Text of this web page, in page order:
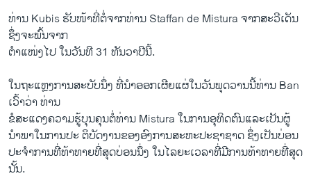
ທ່ານ Kubis ຮັບໜ້າທີ່ຕໍ່ຈາກທ່ານ Staffan de Mistura ຈາກສະວີເດັນ
ຊຶ່ງຈະ​ພົ້ນ​ຈາກ
ຕຳແໜ່ງ​ໄປ ໃນວັນທີ 31 ທັນວາປີນີ້.
ໃນຖະແຫຼງການສະບັບນຶ່ງ ທີ່ນຳອອກເຜີຍແຜ່ໃນວັນພຸດວານນີ້ທ່ານ Ban
ເວົ້າວ່າ ທ່ານ
ຂໍສະແດງຄວາມຮູ້ບຸນຄຸນຕໍ່ທ່ານ Mistura ໃນການອຸທິດຕົນແລະເປັນຜູ້
ນຳພາໃນການປະ ຕິບັດງານຂອງອົງການສະຫະປະຊາຊາດ ຊຶ່ງເປັນບ່ອນ
ປະຈຳການທີ່ທ້າທາຍທີ່ສຸດບ່ອນນຶ່ງ ໃນໄລຍະເວລາທີ່ມີການທ້າທາຍທີ່ສຸດ
ນັ້ນ.